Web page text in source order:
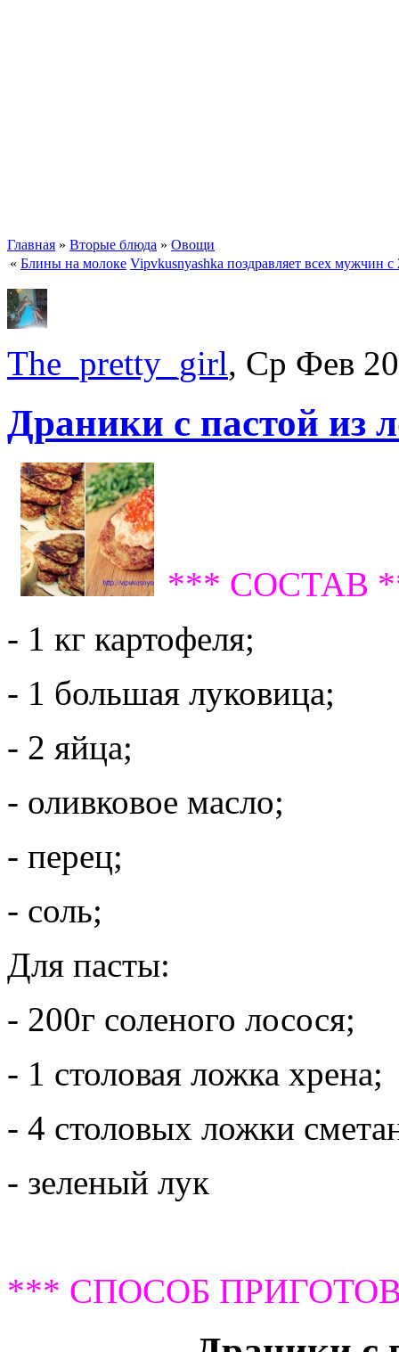
Главная » Вторые блюда » Овощи
« Блины на молоке Vipvkusnyashka поздравляет всех мужчин с
The_pretty_girl, Ср Фев
Драники с пастой из
*** СОСТАВ
- 1 кг картофеля;
- 1 большая луковица;
- 2 яйца;
- оливковое масло;
- перец;
- соль;
Для пасты:
- 200г соленого лосося;
- 1 столовая ложка хрена;
- 4 столовых ложки
- зеленый лук
*** СПОСОБ